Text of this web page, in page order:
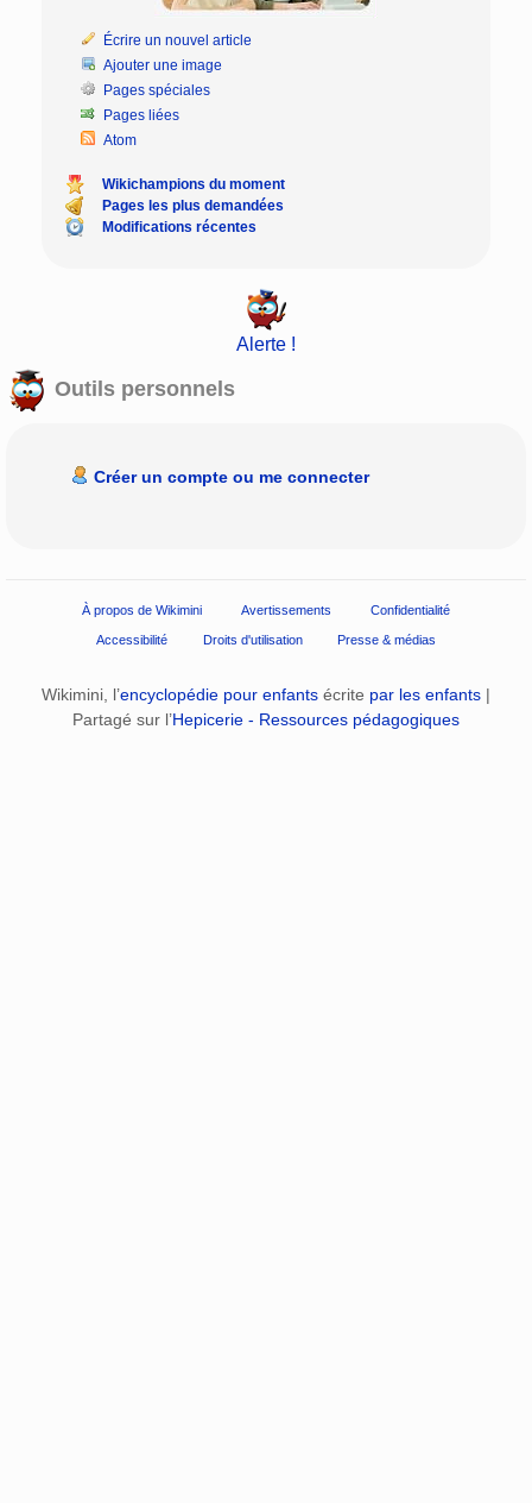
Écrire un nouvel article
Ajouter une image
Pages spéciales
Pages liées
Atom
Wikichampions du moment
Pages les plus demandées
Modifications récentes
Alerte !
Outils personnels
Créer un compte ou me connecter
À propos de Wikimini Avertissements Confidentialité
Accessibilité Droits d'utilisation Presse & médias
Wikimini, l’encyclopédie pour enfants écrite par les enfants |
Partagé sur l’Hepicerie - Ressources pédagogiques